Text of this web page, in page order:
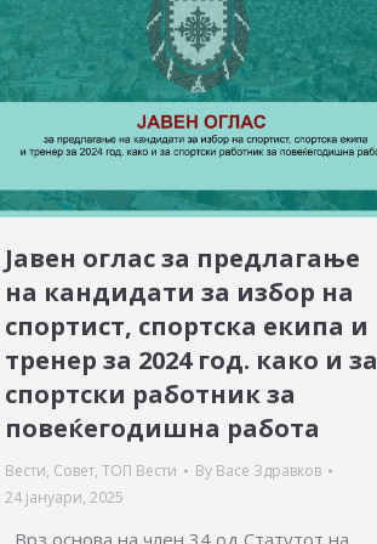
Јавен оглас за предлагање
на кандидати за избор на
спортист, спортска екипа и
тренер за 2024 год. како и за
спортски работник за
повеќегодишна работа
Вести, Совет, ТОП Вести By Васе Здравков
24 јануари, 2025
Врз основа на член 34 од Статутот на